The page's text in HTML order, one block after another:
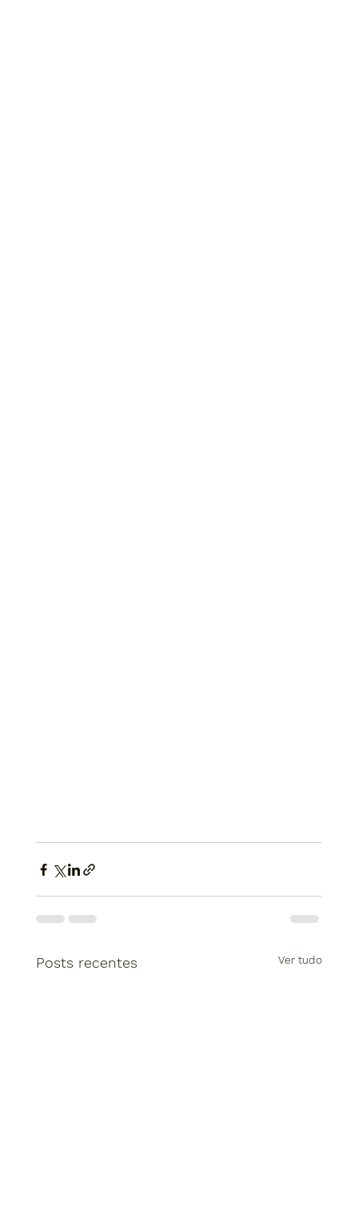
Posts recentes Ver tudo